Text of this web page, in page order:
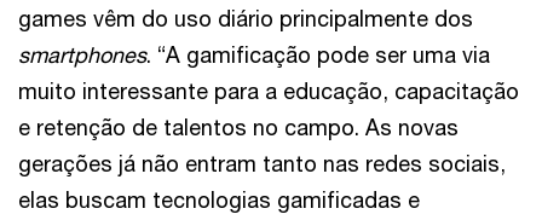
games vêm do uso diário principalmente dos
smartphones. “A gamificação pode ser uma via
muito interessante para a educação, capacitação
e retenção de talentos no campo. As novas
gerações já não entram tanto nas redes sociais,
elas buscam tecnologias gamificadas e